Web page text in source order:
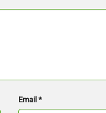
Email*